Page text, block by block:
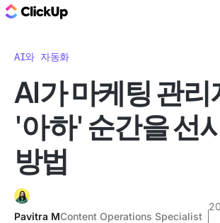
AI와 자동화
AI가 마케팅 관리
'아하' 순간을 선
방법
Pavitra MContent Operations Specialist